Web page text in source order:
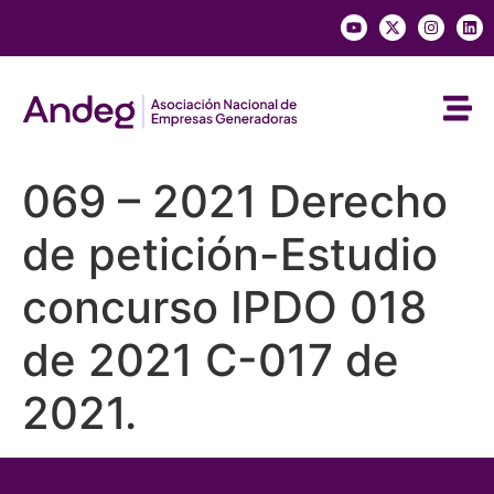
069 – 2021 Derecho
de petición-Estudio
concurso IPDO 018
de 2021 C-017 de
2021.